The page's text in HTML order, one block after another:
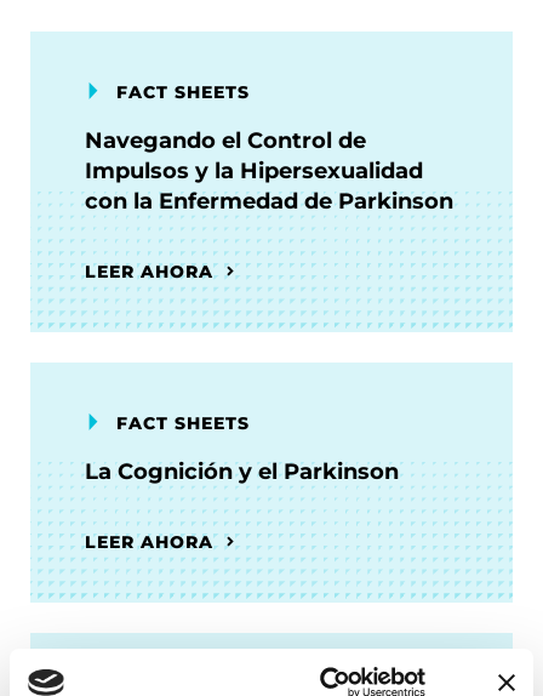
FACT SHEETS
Navegando el Control de
Impulsos y la Hipersexualidad
con la Enfermedad de Parkinson
LEER AHORA
FACT SHEETS
La Cognición y el Parkinson
LEER AHORA